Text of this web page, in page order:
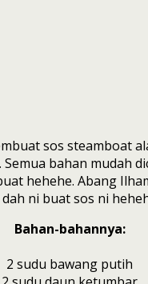
sos steamboat
bahan mudah
hehehe. Abang
ni buat sos ni
Bahan-bahannya:
2 sudu bawang putih